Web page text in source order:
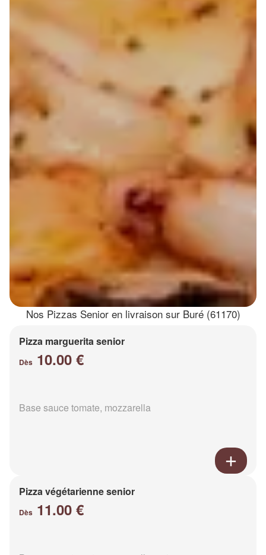
Nos Pizzas Senior en livraison sur Buré (61170)
Pizza marguerita senior
Dès 10.00 €
Base sauce tomate, mozzarella
Pizza végétarienne senior
Dès 11.00 €